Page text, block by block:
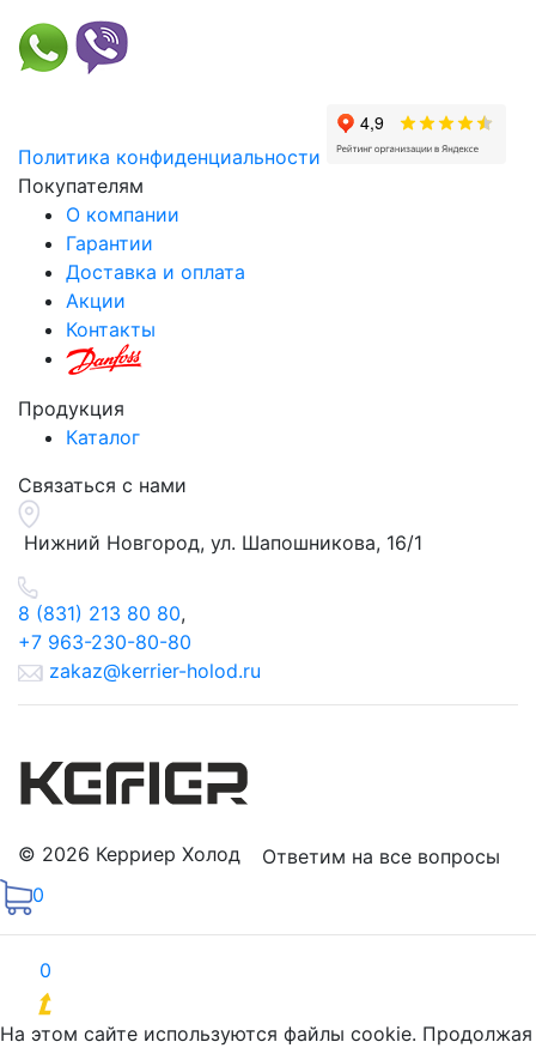
Политика конфиденциальности
Покупателям
О компании
Гарантии
Доставка и оплата
Акции
Контакты
Продукция
Каталог
Связаться с нами
Нижний Новгород, ул. Шапошникова, 16/1
8 (831) 213 80 80,
+7 963-230-80-80
zakaz@kerrier-holod.ru
© 2026 Керриер Холод
Ответим на все вопросы
0
0
На этом сайте используются файлы cookie. Продолжая